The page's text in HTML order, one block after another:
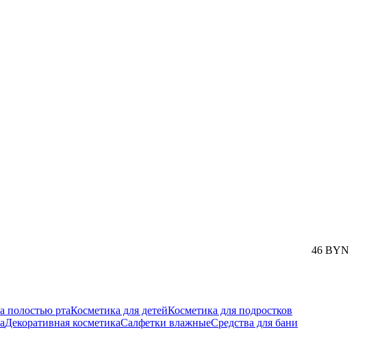
46 BYN
полостью ртаКосметика для детейКосметика для подростков
Декоративная косметикаСалфетки влажныеСредства для бани